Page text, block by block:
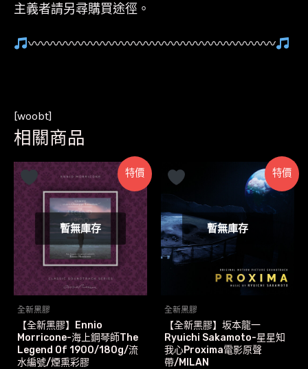
主義者請另尋購買途徑。
〰〰〰〰〰〰〰〰〰〰〰〰〰〰〰〰〰〰〰〰
[woobt]
相關商品
特價
暫無庫存
全新黑膠
【全新黑膠】Ennio
Morricone-海上鋼琴師The
Legend Of 1900/180g/流
水編號/煙熏彩膠
特價
暫無庫存
全新黑膠
【全新黑膠】坂本龍一
Ryuichi Sakamoto-星星知
我心Proxima電影原聲
帶/MILAN